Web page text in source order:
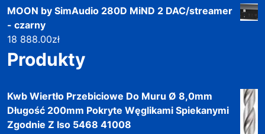
MOON by SimAudio 280D MiND 2 DAC/streamer
- czarny
18 888.00zł
Produkty
Kwb Wiertło Przebiciowe Do Muru Ø 8,0mm
Długość 200mm Pokryte Węglikami Spiekanymi
Zgodnie Z Iso 5468 41008